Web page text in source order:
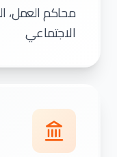
محاكم العمل،
الاجتماعي